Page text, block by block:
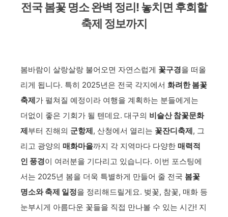
전국 봄꽃 명소 완벽 정리! 놓치면 후회할
축제 정보까지
봄바람이 살랑살랑 불어오면 자연스럽게 꽃구경을 떠올
리게 됩니다. 특히 2025년은 전국 각지에서 화려한 봄꽃
축제가 펼쳐질 예정이라 여행을 계획하는 분들에게는
더없이 좋은 기회가 될 텐데요. 대구의 비슬산 참꽃문화
제부터 진해의 군항제, 산청에서 열리는 꽃잔디축제, 그
리고 광양의 매화마을까지 각 지역마다 다양한 매력적
인 풍경이 여러분을 기다리고 있습니다. 이번 포스팅에
서는 2025년 봄을 더욱 특별하게 만들어 줄 전국 봄꽃
명소와 축제 일정을 정리해드릴게요. 벚꽃, 참꽃, 매화 등
눈부시게 아름다운 꽃들을 직접 만나볼 수 있는 시간! 지